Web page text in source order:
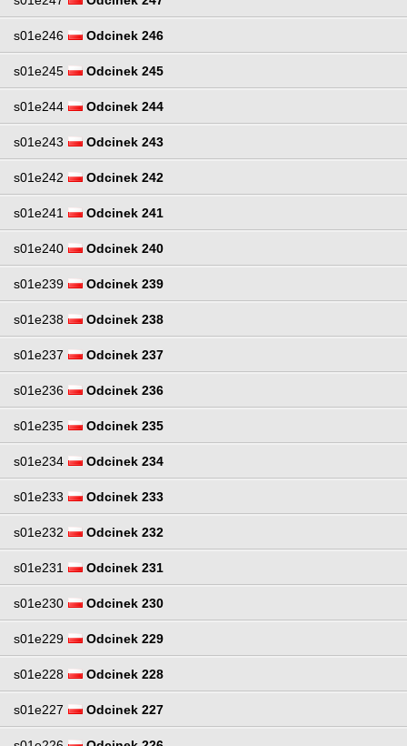
s01e246 Odcinek 246
s01e245 Odcinek 245
s01e244 Odcinek 244
s01e243 Odcinek 243
s01e242 Odcinek 242
s01e241 Odcinek 241
s01e240 Odcinek 240
s01e239 Odcinek 239
s01e238 Odcinek 238
s01e237 Odcinek 237
s01e236 Odcinek 236
s01e235 Odcinek 235
s01e234 Odcinek 234
s01e233 Odcinek 233
s01e232 Odcinek 232
s01e231 Odcinek 231
s01e230 Odcinek 230
s01e229 Odcinek 229
s01e228 Odcinek 228
s01e227 Odcinek 227